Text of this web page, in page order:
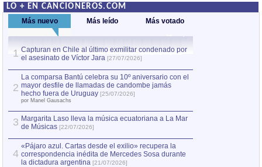
LO + EN CANCIONEROS.COM
Más nuevo Más leído Más votado
1 Capturan en Chile al último exmilitar condenado por
el asesinato de Víctor Jara [27/07/2026]
2
La comparsa Bantú celebra su 10º aniversario con el
mayor desfile de llamadas de candombe jamás
hecho fuera de Uruguay [25/07/2026]
por Manel Gausachs
3 Margarita Laso lleva la música ecuatoriana a La Mar
de Músicas [22/07/2026]
4
«Pájaro azul. Cartas desde el exilio» recupera la
correspondencia inédita de Mercedes Sosa durante
la dictadura argentina [21/07/2026]